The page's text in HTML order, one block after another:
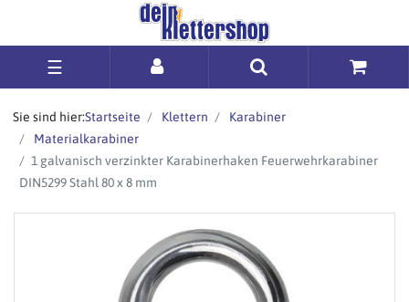
☰
Sie sind hier:Startseite Klettern
Karabiner
Materialkarabiner
1 galvanisch verzinkter Karabinerhaken Feuerwehrkarabiner
DIN5299 Stahl 80 x 8 mm